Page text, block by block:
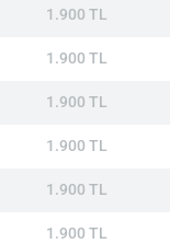
1.900 TL
1.900 TL
1.900 TL
1.900 TL
1.900 TL
1.900 TL